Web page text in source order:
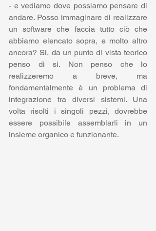
- e vediamo dove possiamo pensare di
andare. Posso immaginare di realizzare
un software che faccia tutto ciò che
abbiamo elencato sopra, e molto altro
ancora? Sì, da un punto di vista teorico
penso di si. Non penso che lo
realizzeremo a breve, ma
fondamentalmente è un problema di
integrazione tra diversi sistemi. Una
volta risolti i singoli pezzi, dovrebbe
essere possibile assemblarli in un
insieme organico e funzionante.